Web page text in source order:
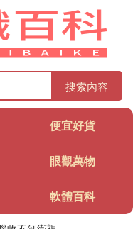
搜索內容
便宜好貨
眼觀萬物
軟體百科